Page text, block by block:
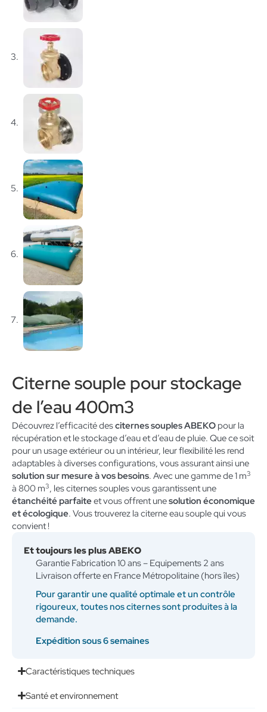
Citerne souple pour stockage
de l’eau 400m3
Découvrez l’efficacité desciternes souples ABEKO pour la
récupération et le stockage d’eau et d’eau de pluie. Que ce soit
pour un usage extérieur ou un intérieur, leur flexibilité les rend
adaptables à diverses configurations, vous assurant ainsi une
solution sur mesure à vos besoins. Avec une gamme de 1 m3
à 800 m3, les citernes souples vous garantissent une
étanchéité parfaiteet vous offrent unesolution économique
et écologique. Vous trouverez la citerne eau souple qui vous
convient !
Et toujours les plus ABEKO
Garantie Fabrication 10 ans – Equipements 2 ans
Livraison offerte en France Métropolitaine (hors îles)
Pour garantir une qualité optimale et un contrôle
rigoureux, toutes nos citernes sont produites à la
demande.
Expédition sous 6 semaines
Caractéristiques techniques
Santé et environnement